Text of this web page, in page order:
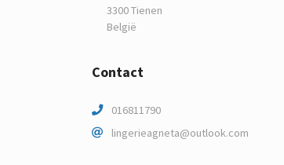
3300 Tienen
België
Contact
016811790
lingerieagneta@outlook.com